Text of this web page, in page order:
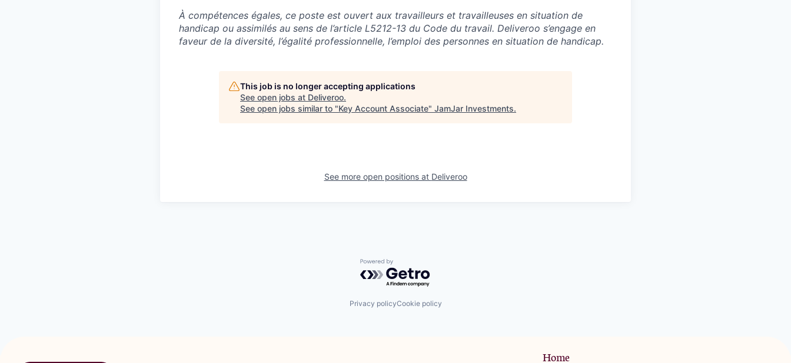
À compétences égales, ce poste est ouvert aux travailleurs et travailleuses en situation de
handicap ou assimilés au sens de l’article L5212-13 du Code du travail. Deliveroo s’engage en
faveur de la diversité, l’égalité professionnelle, l’emploi des personnes en situation de handicap.
This job is no longer accepting applications
See open jobs at Deliveroo.
See open jobs similar to "Key Account Associate" JamJar Investments.
See more open positions at Deliveroo
Powered by Getro.com
Privacy policyCookie policy
Home